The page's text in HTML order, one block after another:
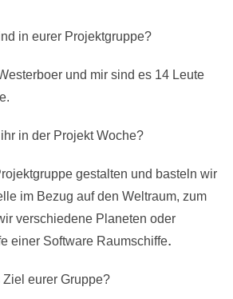
in eurer Projektgruppe?
und mir sind es 14 Leute
in der Projekt Woche?
gestalten und basteln wir
im Bezug auf den Weltraum, zum
verschiedene Planeten oder
einer Software Raumschiffe.
Ziel eurer Gruppe?